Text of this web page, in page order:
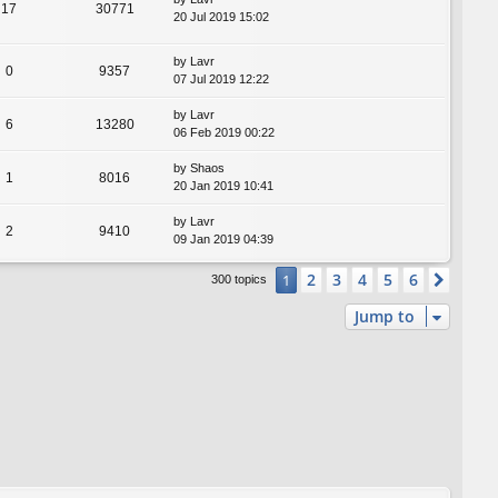
17 30771
20 Jul 2019 15:02
0 9357
by Lavr
07 Jul 2019 12:22
6 13280
by Lavr
06 Feb 2019 00:22
1 8016
by Shaos
20 Jan 2019 10:41
2 9410
by Lavr
09 Jan 2019 04:39
300 topics 1 2 3 4 5 6
Jump to